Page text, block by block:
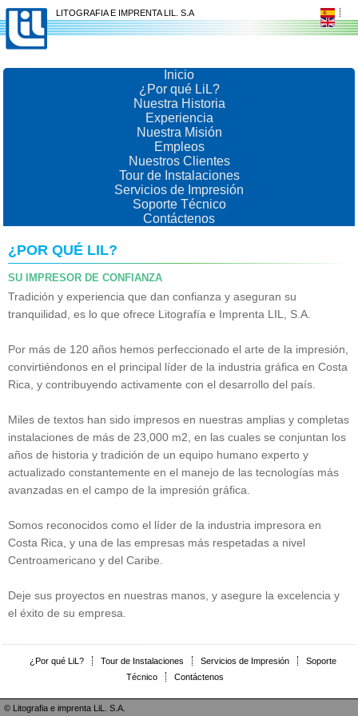
LITOGRAFIA E IMPRENTA LIL. S.A
Inicio
¿Por qué LiL?
Nuestra Historia
Experiencia
Nuestra Misión
Empleos
Nuestros Clientes
Tour de Instalaciones
Servicios de Impresión
Soporte Técnico
Contáctenos
¿POR QUÉ LIL?
SU IMPRESOR DE CONFIANZA
Tradición y experiencia que dan confianza y aseguran su
tranquilidad, es lo que ofrece Litografía e Imprenta LIL, S.A.
Por más de 120 años hemos perfeccionado el arte de la impresión,
convirtiéndonos en el principal líder de la industria gráfica en Costa
Rica, y contribuyendo activamente con el desarrollo del país.
Miles de textos han sido impresos en nuestras amplias y completas
instalaciones de más de 23,000 m2, en las cuales se conjuntan los
años de historia y tradición de un equipo humano experto y
actualizado constantemente en el manejo de las tecnologías más
avanzadas en el campo de la impresión gráfica.
Somos reconocidos como el líder de la industria impresora en
Costa Rica, y una de las empresas más respetadas a nivel
Centroamericano y del Caribe.
Deje sus proyectos en nuestras manos, y asegure la excelencia y
el éxito de su empresa.
¿Por qué LiL? Tour de Instalaciones Servicios de Impresión
Soporte
Técnico
Contáctenos
© Litografia e imprenta LiL. S.A.